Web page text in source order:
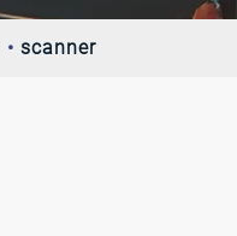
scanner